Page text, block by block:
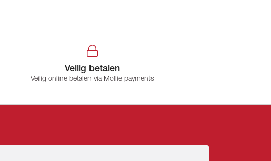
Veilig betalen
Veilig online betalen via Mollie payments